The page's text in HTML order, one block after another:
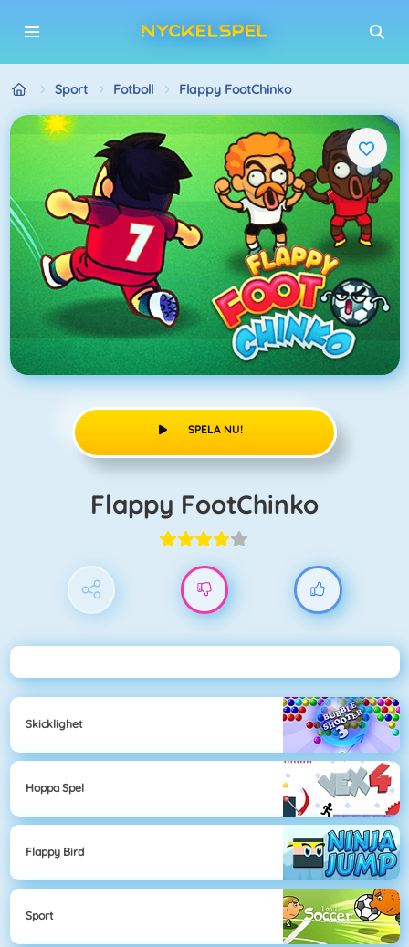
Sport Fotboll Flappy FootChinko
SPELA NU!
Flappy FootChinko
Skicklighet
Hoppa Spel
Flappy Bird
Sport